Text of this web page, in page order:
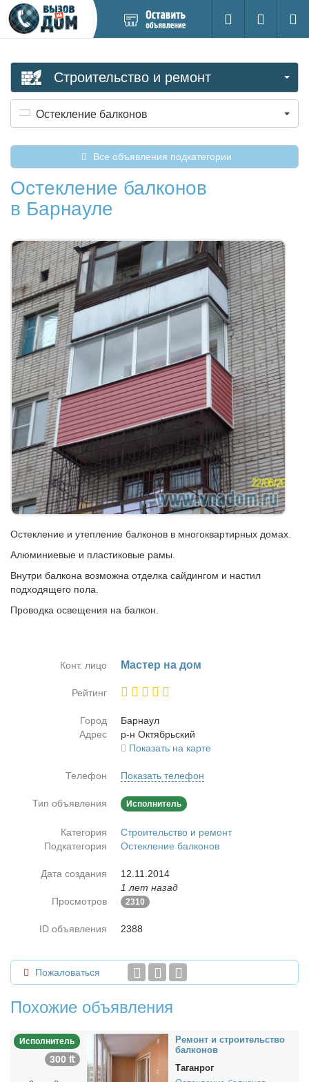
новое
Поиск
Вход на
Строительство и ремонт
Остекление балконов
Все объявления подкатегории
Остекление балконов
в Барнауле
Остекление и утепление балконов в многоквартирных домах.
Алюминиевые и пластиковые рамы.
Внутри балкона возможна отделка сайдингом и настил
подходящего пола.
Проводка освещения на балкон.
Конт. лицо Ма­стер на дом
Рейтинг
Город
Бар­на­ул
Адрес
р-н Ок­тябрь­ский
Показать на карте
Телефон Показать телефон
Тип объявления Исполнитель
Категория
Строительство и ремонт
Подкатегория
Остекление балконов
Дата создания
12.11.2014
1 лет назад
Просмотров
2310
ID объявления 2388
Пожаловаться
Похожие объявления
Исполнитель
300 ₶
Ре­монт и стро­и­тель­ство
бал­ко­нов
Таганрог